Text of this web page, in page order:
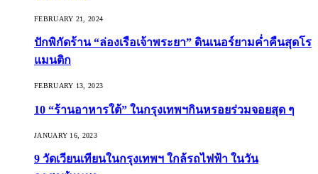
FEBRUARY 21, 2024
ปักพิกัดร้าน “ล่องเรือเจ้าพระยา” ดินเนอร์ยามค่ำคืนสุดโร
แมนติก
FEBRUARY 13, 2023
10 “ร้านอาหารใต้” ในกรุงเทพฯกินหรอยร่วมจอยสุด ๆ
JANUARY 16, 2023
9 วัดเวียนเทียนในกรุงเทพฯ ใกล้รถไฟฟ้า ในวัน